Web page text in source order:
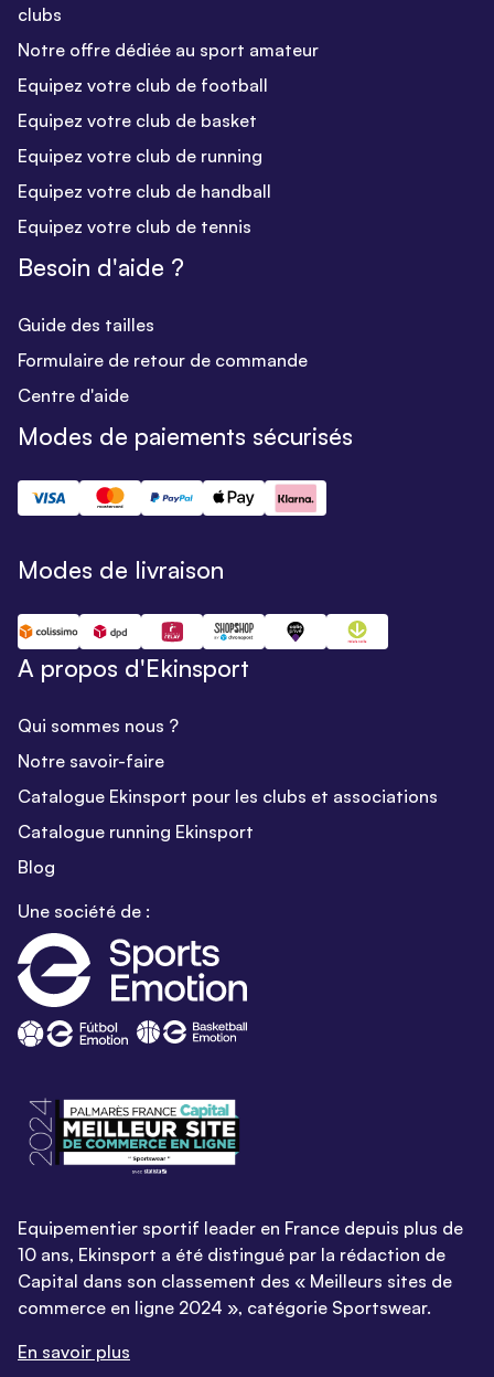
clubs
Notre offre dédiée au sport amateur
Equipez votre club de football
Equipez votre club de basket
Equipez votre club de running
Equipez votre club de handball
Equipez votre club de tennis
Besoin d'aide ?
Guide des tailles
Formulaire de retour de commande
Centre d'aide
Modes de paiements sécurisés
Modes de livraison
A propos d'Ekinsport
Qui sommes nous ?
Notre savoir-faire
Catalogue Ekinsport pour les clubs et associations
Catalogue running Ekinsport
Blog
Une société de :
Equipementier sportif leader en France depuis plus de
10 ans, Ekinsport a été distingué par la rédaction de
Capital dans son classement des « Meilleurs sites de
commerce en ligne 2024 », catégorie Sportswear.
En savoir plus